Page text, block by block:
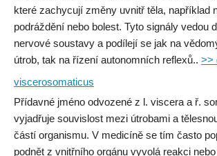
které zachycují změny uvnitř těla, například
podráždění nebo bolest. Tyto signály vedou
nervové soustavy a podílejí se jak na
útrob, tak na řízení autonomních reflexů.. >>
viscerosomaticus
Přídavné jméno odvozené z l. viscera a ř.
vyjadřuje souvislost mezi útrobami a
částí organismu. V medicíně se tím často
podnět z vnitřního orgánu vyvolá reakci